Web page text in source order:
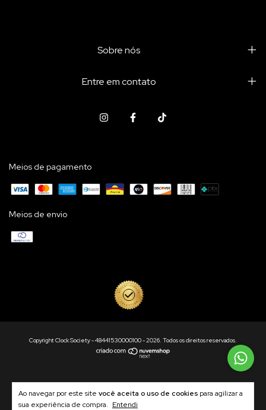
Ao navegar por este site você aceita o uso de cookies para agilizar a
sua experiência de compra. Entendi
Sobre nós
Entre em contato
Meios de pagamento
Meios de envio
Copyright Clock Society - 48441530000100 - 2026. Todos os direitos reservados.